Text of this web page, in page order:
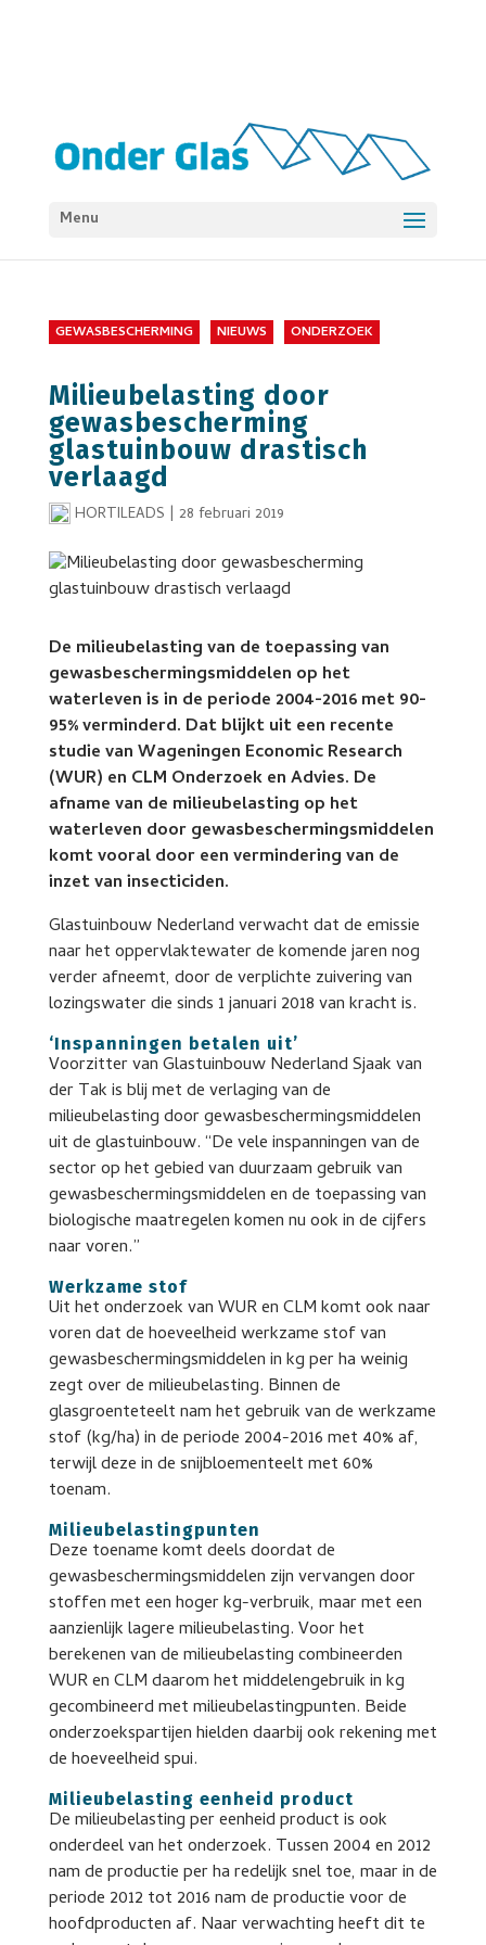
Menu
GEWASBESCHERMING NIEUWS ONDERZOEK
Milieubelasting door
gewasbescherming
glastuinbouw drastisch
verlaagd
HORTILEADS | 28 februari 2019
De milieubelasting van de toepassing van
gewasbeschermingsmiddelen op het
waterleven is in de periode 2004-2016 met 90-
95% verminderd. Dat blijkt uit een recente
studie van Wageningen Economic Research
(WUR) en CLM Onderzoek en Advies. De
afname van de milieubelasting op het
waterleven door gewasbeschermingsmiddelen
komt vooral door een vermindering van de
inzet van insecticiden.
Glastuinbouw Nederland verwacht dat de emissie
naar het oppervlaktewater de komende jaren nog
verder afneemt, door de verplichte zuivering van
lozingswater die sinds 1 januari 2018 van kracht is.
‘Inspanningen betalen uit’
Voorzitter van Glastuinbouw Nederland Sjaak van
der Tak is blij met de verlaging van de
milieubelasting door gewasbeschermingsmiddelen
uit de glastuinbouw. “De vele inspanningen van de
sector op het gebied van duurzaam gebruik van
gewasbeschermingsmiddelen en de toepassing van
biologische maatregelen komen nu ook in de cijfers
naar voren.”
Werkzame stof
Uit het onderzoek van WUR en CLM komt ook naar
voren dat de hoeveelheid werkzame stof van
gewasbeschermingsmiddelen in kg per ha weinig
zegt over de milieubelasting. Binnen de
glasgroenteteelt nam het gebruik van de werkzame
stof (kg/ha) in de periode 2004-2016 met 40% af,
terwijl deze in de snijbloementeelt met 60%
toenam.
Milieubelastingpunten
Deze toename komt deels doordat de
gewasbeschermingsmiddelen zijn vervangen door
stoffen met een hoger kg-verbruik, maar met een
aanzienlijk lagere milieubelasting. Voor het
berekenen van de milieubelasting combineerden
WUR en CLM daarom het middelengebruik in kg
gecombineerd met milieubelastingpunten. Beide
onderzoekspartijen hielden daarbij ook rekening met
de hoeveelheid spui.
Milieubelasting eenheid product
De milieubelasting per eenheid product is ook
onderdeel van het onderzoek. Tussen 2004 en 2012
nam de productie per ha redelijk snel toe, maar in de
periode 2012 tot 2016 nam de productie voor de
hoofdproducten af. Naar verwachting heeft dit te